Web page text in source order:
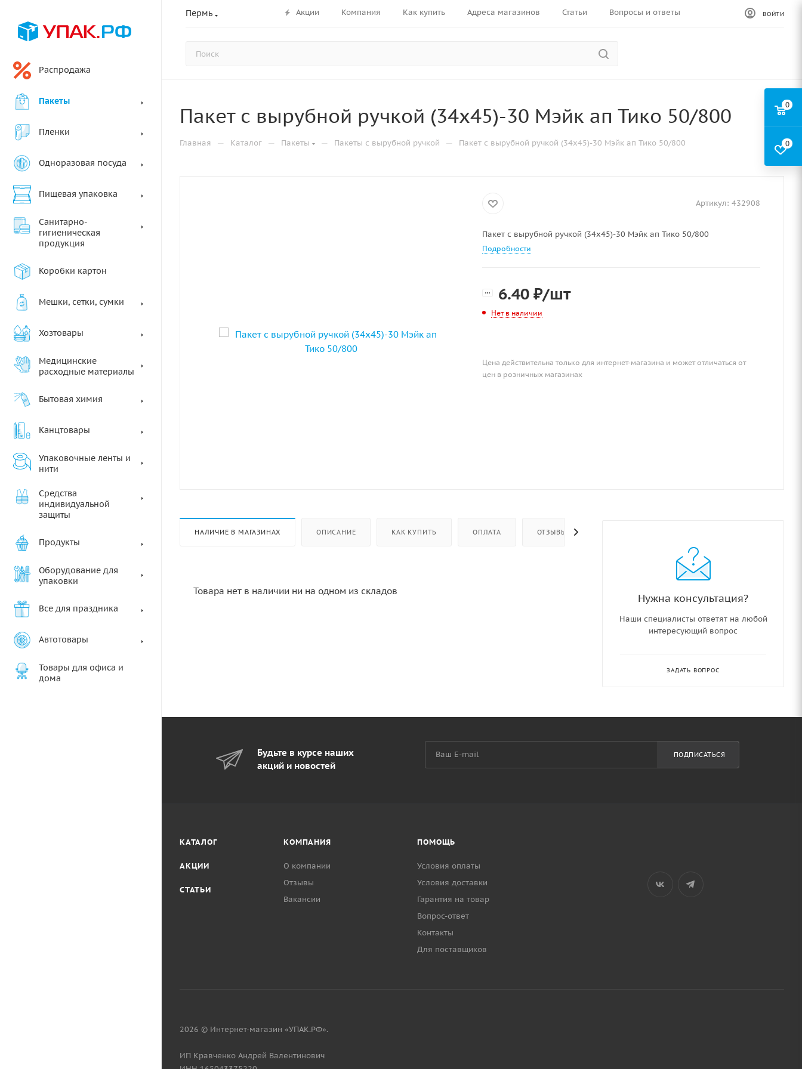
Пермь Акции Компания Как купить Адреса магазинов Статьи Вопросы и ответы ВОЙТИ
Распродажа
Пакеты
Пленки
Одноразовая посуда
Пищевая упаковка
Санитарно-
гигиеническая
продукция
Коробки картон
Мешки, сетки, сумки
Хозтовары
Медицинские
расходные материалы
Бытовая химия
Канцтовары
Упаковочные ленты и
нити
Средства
индивидуальной
защиты
Продукты
Оборудование для
упаковки
Все для праздника
Автотовары
Товары для офиса и
дома
Пакет с вырубной ручкой (34х45)-30 Мэйк ап Тико 50/800
Главная — Каталог — Пакеты — Пакеты с вырубной ручкой — Пакет с вырубной ручкой (34х45)-30 Мэйк ап Тико 50/800
Артикул: 432908
Пакет с вырубной ручкой (34х45)-30 Мэйк ап Тико 50/800
Подробности
6.40₽/шт
Нет в наличии
Цена действительна только для интернет-магазина и может отличаться от
цен в розничных магазинах
НАЛИЧИЕ В МАГАЗИНАХ ОПИСАНИЕ КАК КУПИТЬ ОПЛАТА ОТЗЫВЫ
Товара нет в наличии ни на одном из складов
Нужна консультация?
Наши специалисты ответят на любой
интересующий вопрос
ЗАДАТЬ ВОПРОС
Будьте в курсе наших
акций и новостей
ПОДПИСАТЬСЯ
КАТАЛОГ
АКЦИИ
СТАТЬИ
КОМПАНИЯ
О компании
Отзывы
Вакансии
ПОМОЩЬ
Условия оплаты
Условия доставки
Гарантия на товар
Вопрос-ответ
Контакты
Для поставщиков
2026 © Интернет-магазин «УПАК.РФ».
ИП Кравченко Андрей Валентинович
0
0